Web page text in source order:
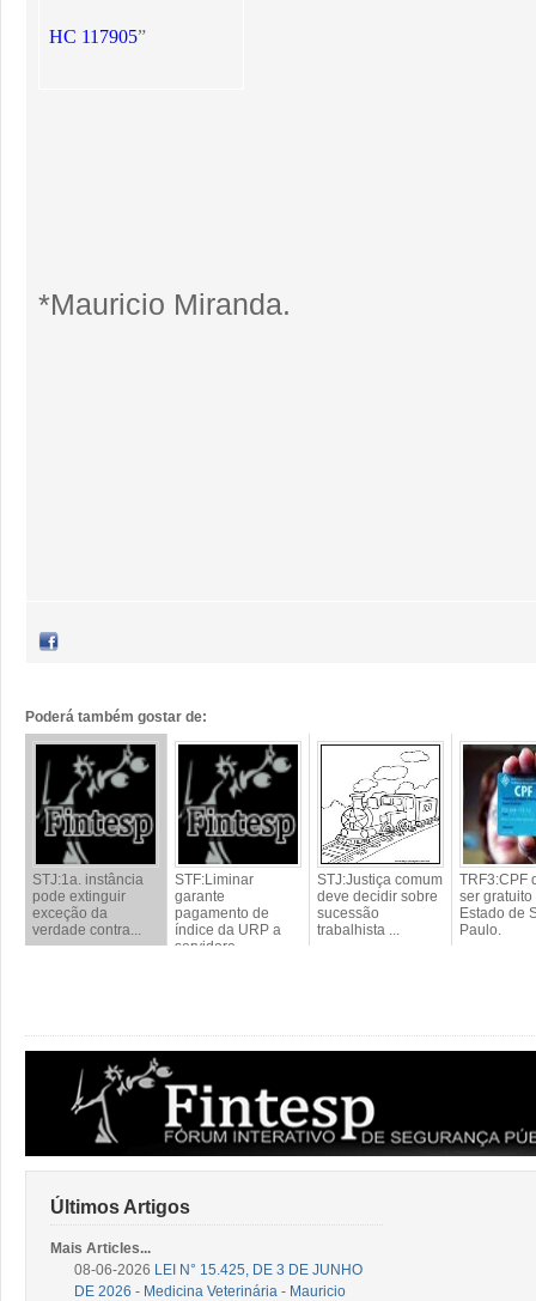
HC 117905”
*Mauricio Miranda.
Poderá também gostar de:
STJ:1a. instância
pode extinguir
exceção da
verdade contra...
STF:Liminar
garante
pagamento de
índice da URP a
servidore...
STJ:Justiça comum
deve decidir sobre
sucessão
trabalhista ...
TRF3:CPF
ser gratuito
Estado de
Paulo.
Últimos Artigos
Mais Articles...
08-06-2026 LEI N° 15.425, DE 3 DE JUNHO
DE 2026 - Medicina Veterinária - Mauricio